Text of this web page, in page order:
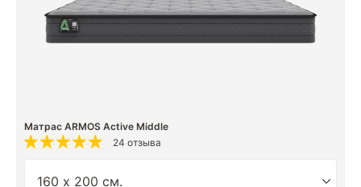
Матрас ARMOS Active Middle
24 отзыва